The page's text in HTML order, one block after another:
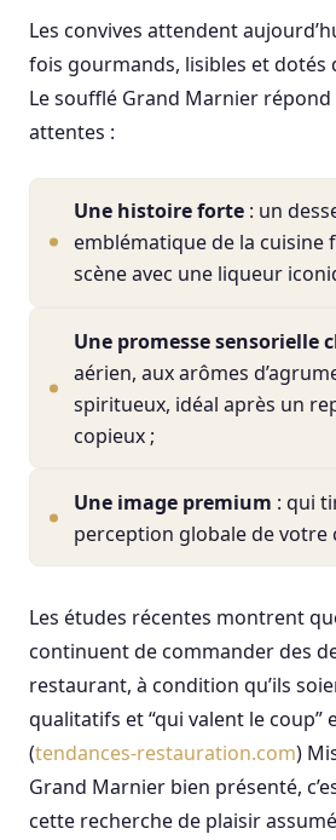
Les convives attendent
fois gourmands, lisibles et dotés
Le soufflé Grand Marnier
attentes :
Une histoire forte : un
emblématique de la cuisine
scène avec une liqueur
Une promesse sensorielle
aérien, aux arômes
spiritueux, idéal après un
copieux ;
Une image premium : qui
perception globale de votre
Les études récentes montrent
continuent de commander des
restaurant, à condition qu’ils
qualitatifs et “qui valent le coup”
(tendances-restauration.com)
Grand Marnier bien présenté,
cette recherche de plaisir